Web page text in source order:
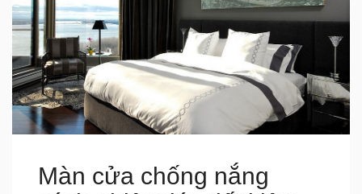
Màn cửa chống nắng